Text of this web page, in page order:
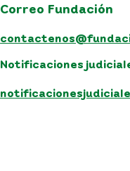
Correo Fundación
Notificaciones